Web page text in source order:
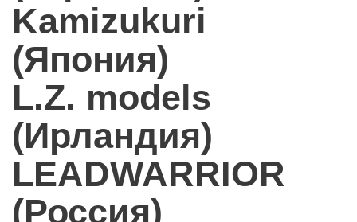
Kamizukuri
(Япония)
L.Z. models
(Ирландия)
LEADWARRIOR
(Россия)